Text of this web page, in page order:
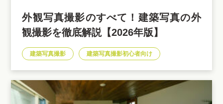
外観写真撮影のすべて！建築写真の外
観撮影を徹底解説【2026年版】
建築写真撮影 建築写真撮影初心者向け